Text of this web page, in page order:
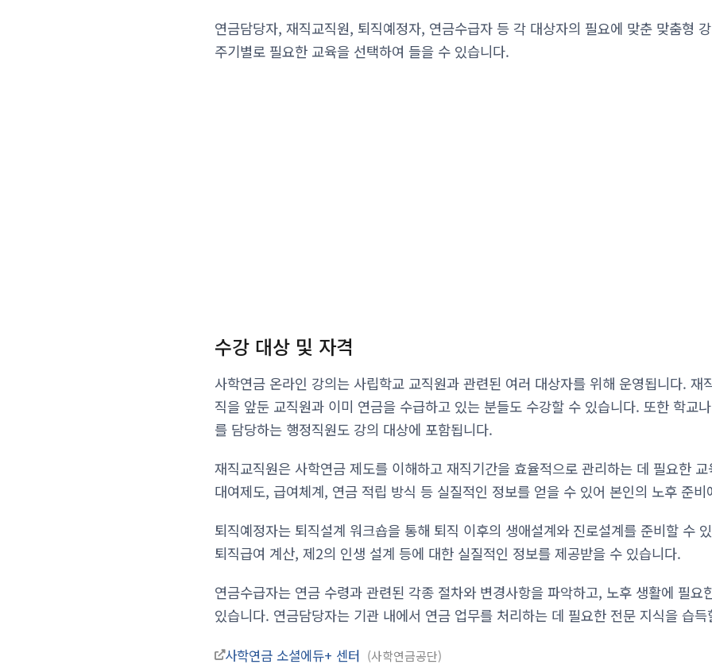
연금담당자, 재직교직원, 퇴직예정자, 연금수급자 등 각 대상자의 필요에 맞춘 맞춤형
주기별로 필요한 교육을 선택하여 들을 수 있습니다.
수강 대상 및 자격
사학연금 온라인 강의는 사립학교 교직원과 관련된 여러 대상자를 위해 운영됩니다. 재
직을 앞둔 교직원과 이미 연금을 수급하고 있는 분들도 수강할 수 있습니다. 또한 학교
를 담당하는 행정직원도 강의 대상에 포함됩니다.
재직교직원은 사학연금 제도를 이해하고 재직기간을 효율적으로 관리하는 데 필요한
대여제도, 급여체계, 연금 적립 방식 등 실질적인 정보를 얻을 수 있어 본인의 노후 준
퇴직예정자는 퇴직설계 워크숍을 통해 퇴직 이후의 생애설계와 진로설계를 준비할 수
퇴직급여 계산, 제2의 인생 설계 등에 대한 실질적인 정보를 제공받을 수 있습니다.
연금수급자는 연금 수령과 관련된 각종 절차와 변경사항을 파악하고, 노후 생활에 필요
있습니다. 연금담당자는 기관 내에서 연금 업무를 처리하는 데 필요한 전문 지식을 습
사학연금 소셜에듀+ 센터 사학연금공단